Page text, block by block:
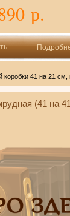
р.
коробки 41 на 21
(41 на